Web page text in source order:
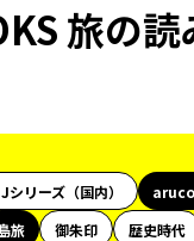
旅の
リーズ（国内）
旅 御朱印 歴史時代